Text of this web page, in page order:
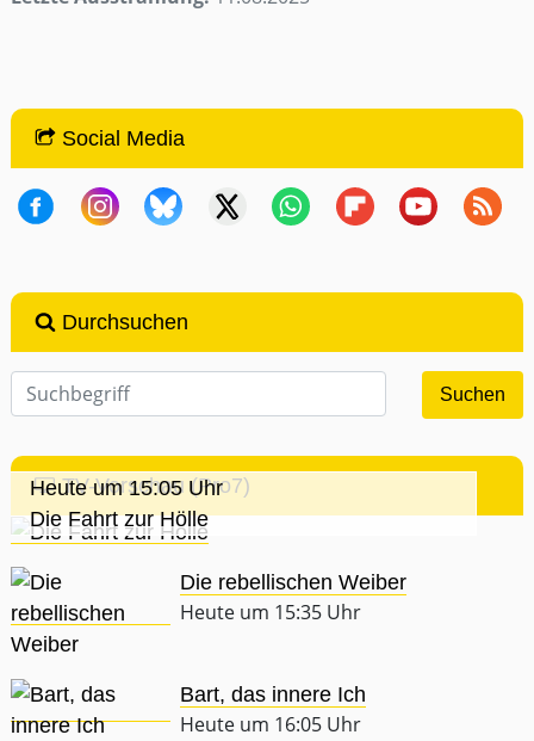
Social Media
Durchsuchen
TV-Vorschau (Pro7)
Heute um 15:05 Uhr
Die Fahrt zur Hölle
Die rebellischen Weiber
Heute um 15:35 Uhr
Bart, das innere Ich
Heute um 16:05 Uhr